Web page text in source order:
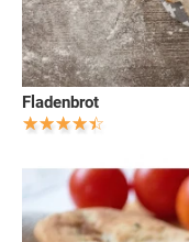
Fladenbrot